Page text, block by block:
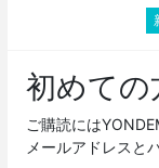
初めての
ご購読には
メールアドレスと